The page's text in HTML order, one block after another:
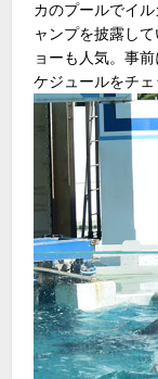
カのプールでイ
ャンプを披露し
ョーも人気。事
ケジュールをチェ